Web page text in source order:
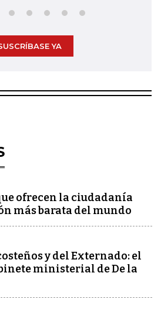
YA
ofrecen la ciudadanía
más barata del mundo
y del Externado: el
ministerial de De la